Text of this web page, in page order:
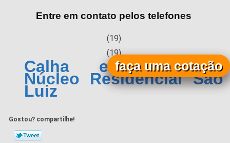
Entre em contato pelos telefones
(19)
(19)
Calha em Alumínio
Núcleo Residencial São
Luiz
Gostou? compartilhe!
faça uma cotação